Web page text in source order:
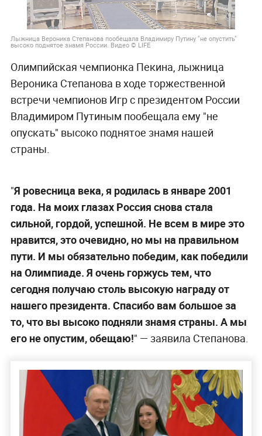
Лыжница Вероника Степанова пообещала Владимиру Путину "не опустить"
высоко поднятое знамя России. Видео © LIFE
Олимпийская чемпионка Пекина, лыжница
Вероника Степанова в ходе торжественной
встречи чемпионов Игр с президентом России
Владимиром Путиным пообещала ему "не
опускать" высоко поднятое знамя нашей
страны.
"Я ровесница века, я родилась в январе 2001
года. На моих глазах Россия снова стала
сильной, гордой, успешной. Не всем в мире это
нравится, это очевидно, но мы на правильном
пути. И мы обязательно победим, как победили
на Олимпиаде. Я очень горжусь тем, что
сегодня получаю столь высокую награду от
нашего президента. Спасибо вам большое за
то, что вы высоко подняли знамя страны. А мы
его не опустим, обещаю!" — заявила Степанова.